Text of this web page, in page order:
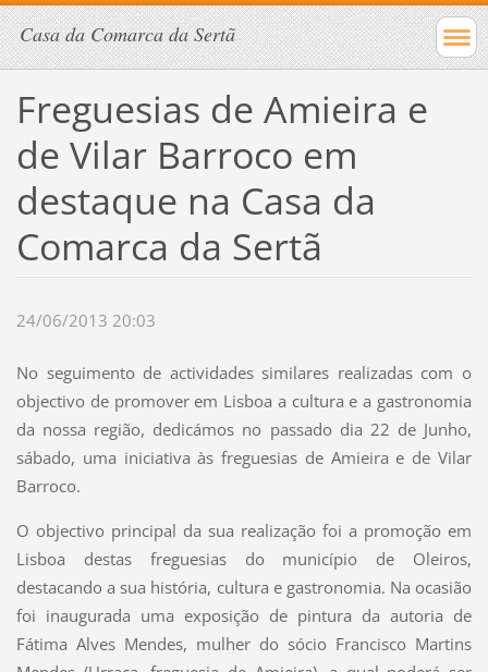
Casa da Comarca da Sertã
Freguesias de Amieira e
de Vilar Barroco em
destaque na Casa da
Comarca da Sertã
24/06/2013 20:03
No seguimento de actividades similares realizadas com o
objectivo de promover em Lisboa a cultura e a gastronomia
da nossa região, dedicámos no passado dia 22 de Junho,
sábado, uma iniciativa às freguesias de Amieira e de Vilar
Barroco.
O objectivo principal da sua realização foi a promoção em
Lisboa destas freguesias do município de Oleiros,
destacando a sua história, cultura e gastronomia. Na ocasião
foi inaugurada uma exposição de pintura da autoria de
Fátima Alves Mendes, mulher do sócio Francisco Martins